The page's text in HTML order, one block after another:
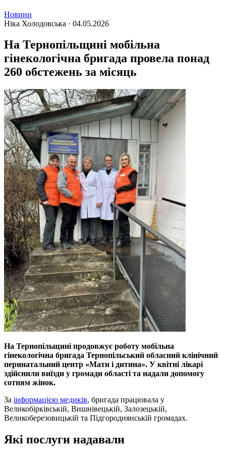
Новини
Ніка Холодовська · 04.05.2026
На Тернопільщині мобільна
гінекологічна бригада провела понад
260 обстежень за місяць
На Тернопільщині продовжує роботу мобільна
гінекологічна бригада Тернопільський обласний клінічний
перинатальний центр «Мати і дитина». У квітні лікарі
здійснили виїзди у громади області та надали допомогу
сотням жінок.
За інформацією медиків, бригада працювала у
Великобірківській, Вишнівецькій, Залозецькій,
Великоберезовицькій та Підгороднянській громадах.
Які послуги надавали